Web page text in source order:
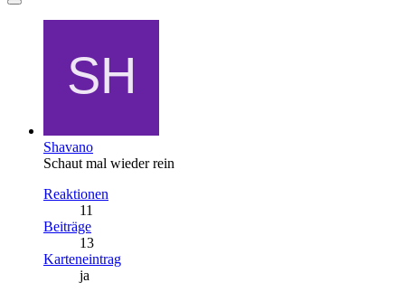
Shavano
Schaut mal wieder rein
Reaktionen
11
Beiträge
13
Karteneintrag
ja